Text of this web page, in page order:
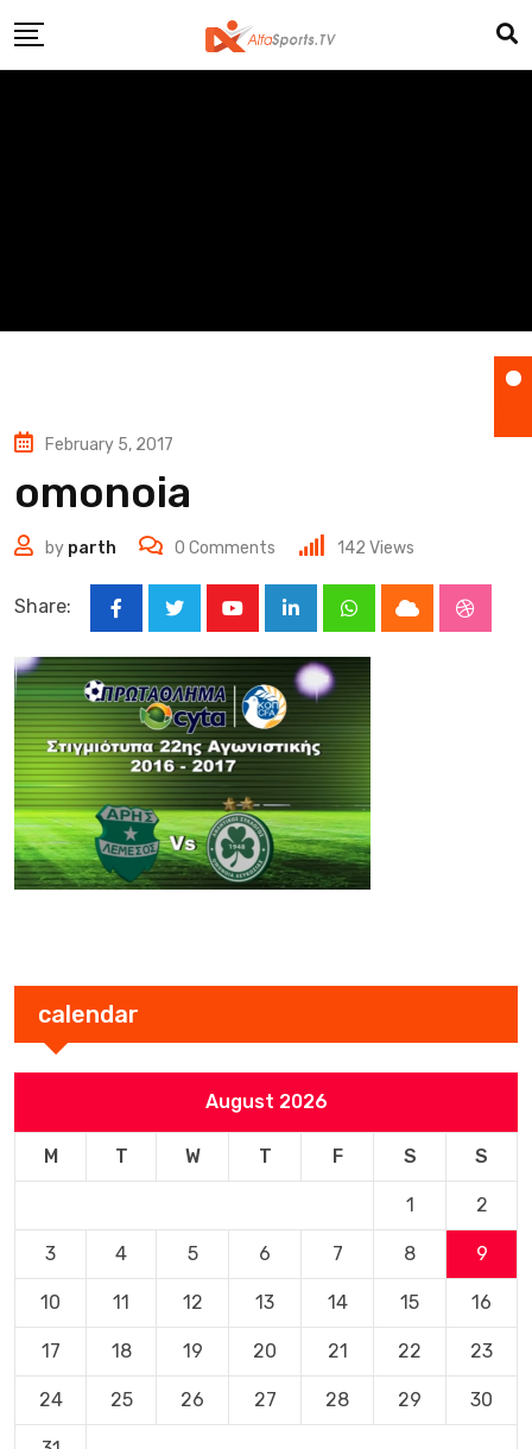
to
February 5, 2017
omonoia
by parth 0 Comments 142 Views
Share:
LinkedInWhatsappCloud
calendar
August 2026
M T W T F S S
1 2
3 4 5 6 7 8 9
10 11 12 13 14 15 16
17 18 19 20 21 22 23
24 25 26 27 28 29 30